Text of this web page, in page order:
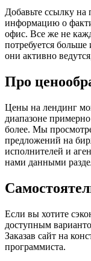
Добавьте ссылку
информацию о
офис. Все же не
потребуется
они активно
Про
Цены на лендинг
диапазоне
более. Мы
предложений на
исполнителей и
нами данными
Если вы хотите
доступным
Заказав сайт на
программиста.